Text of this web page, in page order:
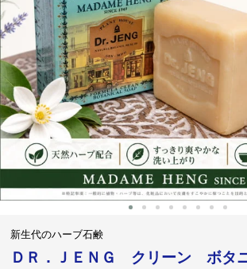
新生代のハーブ石鹸
ＤＲ．ＪＥＮＧ クリーン ボタ